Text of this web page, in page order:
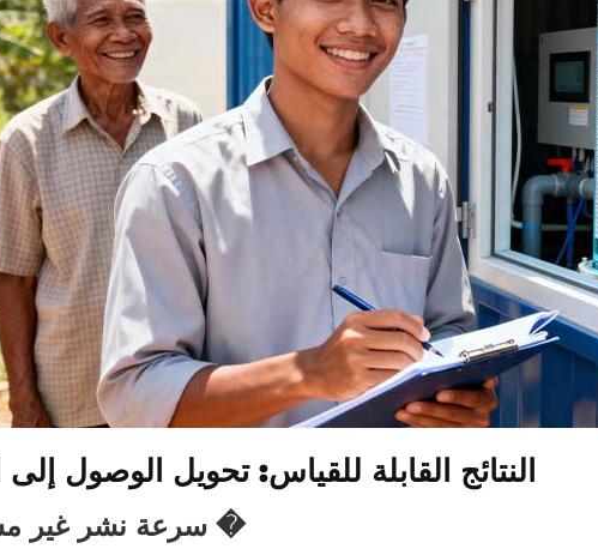
النتائج القابلة للقياس: تحويل الوصول إلى
� سرعة نشر غير